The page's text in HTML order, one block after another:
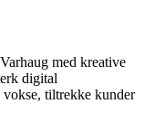
med kreative
digital
tiltrekke kunder